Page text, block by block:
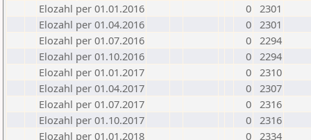
Elozahl per 01.01.2016
0 2301
Elozahl per 01.04.2016
0 2301
Elozahl per 01.07.2016
0 2294
Elozahl per 01.10.2016
0 2294
Elozahl per 01.01.2017
0 2310
Elozahl per 01.04.2017
0 2307
Elozahl per 01.07.2017
0 2316
Elozahl per 01.10.2017
0 2316
Elozahl per 01.01.2018
0 2334